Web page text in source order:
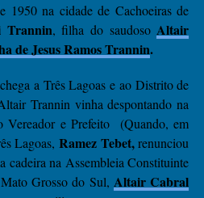
1950 na cidade de Cachoeiras de
Trannin, filha do saudoso Altair
de Jesus Ramos Trannin.
a Três Lagoas e ao Distrito de
Trannin vinha despontando na
e Prefeito (Quando, em
Lagoas,Ramez Tebet,renunciou
cadeira na Assembleia Constituinte
Grosso do Sul, Altair Cabral